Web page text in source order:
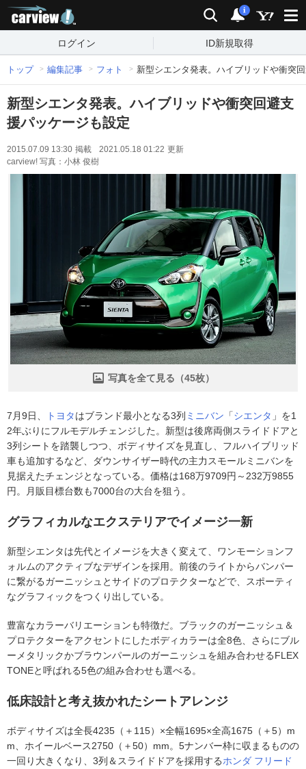
検索 通知
i
ログイン ID新規取得
トップ 編集記事 フォト 新型シエンタ発表。ハイブリッドや衝突
新型シエンタ発表。ハイブリッドや衝突回避支
援パッケージも設定
2015.07.09 13:30 掲載 2021.05.18 01:22 更新
carview! 写真：小林 俊樹
写真を全て見る（45枚）
7月9日、 トヨタはブランド最小となる3列 ミニバン 「シエンタ 」を1
2年ぶりにフルモデルチェンジした。新型は後席両側スライドドアと
3列シートを踏襲しつつ、ボディサイズを見直し、フルハイブリッド
車も追加するなど、ダウンサイザー時代の主力スモールミニバンを
見据えたチェンジとなっている。価格は168万9709円～232万9855
円。月販目標台数も7000台の大台を狙う。
グラフィカルなエクステリアでイメージ一新
新型シエンタは先代とイメージを大きく変えて、ワンモーションフ
ォルムのアクティブなデザインを採用。前後のライトからバンパー
に繋がるガーニッシュとサイドのプロテクターなどで、スポーティ
なグラフィックをつくり出している。
豊富なカラーバリエーションも特徴だ。ブラックのガーニッシュ＆
プロテクターをアクセントにしたボディカラーは全8色、さらにブル
ーメタリックかブラウンパールのガーニッシュを組み合わせるFLEX
TONEと呼ばれる5色の組み合わせも選べる。
低床設計と考え抜かれたシートアレンジ
ボディサイズは全長4235（＋115）×全幅1695×全高1675（＋5）m
m、ホイールベース2750（＋50）mm。5ナンバー枠に収まるものの
一回り大きくなり、3列＆スライドドアを採用するホンダ フリード